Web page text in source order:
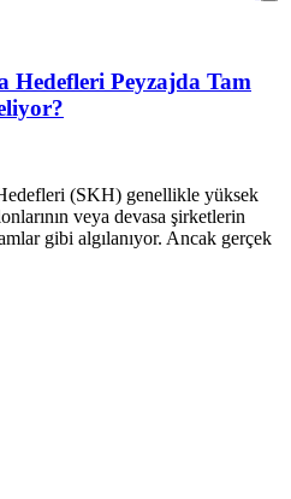
Peyzajda Tam
(SKH) genellikle yüksek
veya devasa şirketlerin
gibi algılanıyor. Ancak gerçek